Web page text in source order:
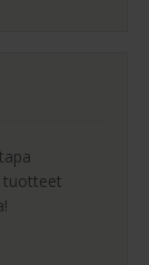
tuotteet